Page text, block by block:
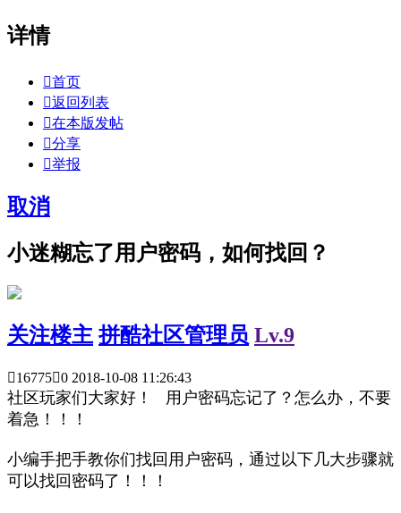
详情
首页
返回列表
在本版发帖
分享
举报
取消
小迷糊忘了用户密码，如何找回？
关注楼主 拼酷社区管理员 Lv.9
167750 2018-10-08 11:26:43
社区玩家们大家好！ 用户密码忘记了？怎么办，不要
着急！！！
小编手把手教你们找回用户密码，通过以下几大步骤就
可以找回密码了！！！